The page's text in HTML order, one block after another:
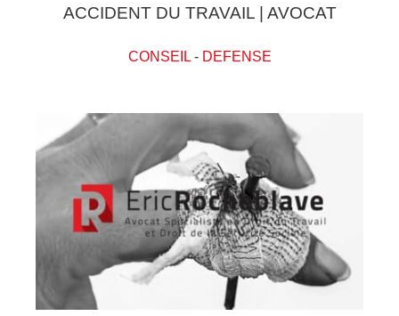
ACCIDENT DU TRAVAIL | AVOCAT
CONSEIL- DEFENSE